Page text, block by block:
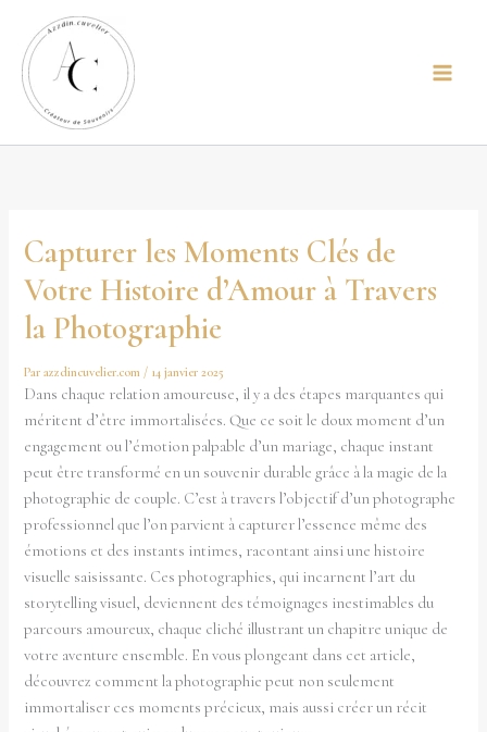
principal
contenu
Capturer les Moments Clés de
Votre Histoire d’Amour à Travers
la Photographie
Parazzdincuvelier.com / 14 janvier 2025
Dans chaque relation amoureuse, il y a des étapes marquantes qui
méritent d’être immortalisées. Que ce soit le doux moment d’un
engagement ou l’émotion palpable d’un mariage, chaque instant
peut être transformé en un souvenir durable grâce à la magie de la
photographie de couple. C’est à travers l’objectif d’un photographe
professionnel que l’on parvient à capturer l’essence même des
émotions et des instants intimes, racontant ainsi une histoire
visuelle saisissante. Ces photographies, qui incarnent l’art du
storytelling visuel, deviennent des témoignages inestimables du
parcours amoureux, chaque cliché illustrant un chapitre unique de
votre aventure ensemble. En vous plongeant dans cet article,
découvrez comment la photographie peut non seulement
immortaliser ces moments précieux, mais aussi créer un récit